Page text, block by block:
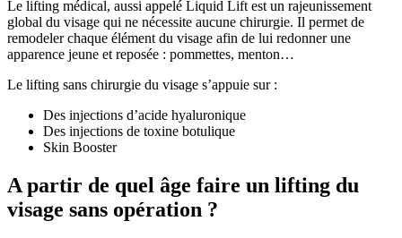
Le lifting médical, aussi appelé Liquid Lift est un rajeunissement
global du visage qui ne nécessite aucune chirurgie. Il permet de
remodeler chaque élément du visage afin de lui redonner une
apparence jeune et reposée : pommettes, menton…
Le lifting sans chirurgie du visage s’appuie sur :
Des injections d’acide hyaluronique
Des injections de toxine botulique
Skin Booster
A partir de quel âge faire un lifting du
visage sans opération ?